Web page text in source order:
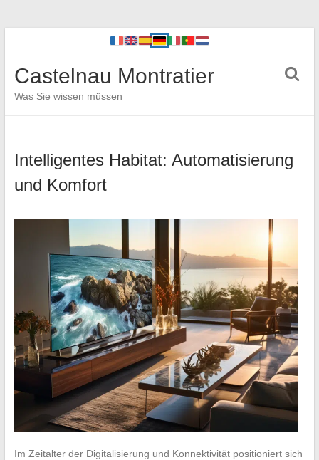
Castelnau Montratier
Was Sie wissen müssen
Intelligentes Habitat: Automatisierung
und Komfort
Im Zeitalter der Digitalisierung und Konnektivität positioniert sich